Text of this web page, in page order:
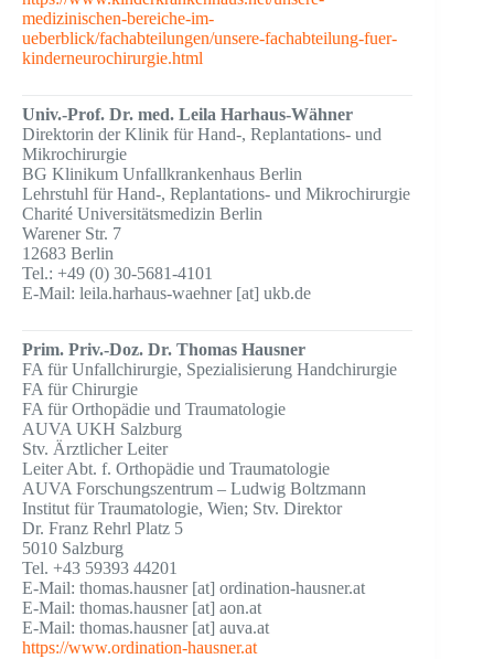
medizinischen-bereiche-im-
ueberblick/fachabteilungen/unsere-fachabteilung-fuer-
kinderneurochirurgie.html
Univ.-Prof. Dr. med. Leila Harhaus-Wähner
Direktorin der Klinik für Hand-, Replantations- und
Mikrochirurgie
BG Klinikum Unfallkrankenhaus Berlin
Lehrstuhl für Hand-, Replantations- und Mikrochirurgie
Charité Universitätsmedizin Berlin
Warener Str. 7
12683 Berlin
Tel.: +49 (0) 30-5681-4101
E-Mail: leila.harhaus-waehner [at] ukb.de
Prim. Priv.-Doz. Dr. Thomas Hausner
FA für Unfallchirurgie, Spezialisierung Handchirurgie
FA für Chirurgie
FA für Orthopädie und Traumatologie
AUVA UKH Salzburg
Stv. Ärztlicher Leiter
Leiter Abt. f. Orthopädie und Traumatologie
AUVA Forschungszentrum – Ludwig Boltzmann
Institut für Traumatologie, Wien; Stv. Direktor
Dr. Franz Rehrl Platz 5
5010 Salzburg
Tel. +43 59393 44201
E-Mail: thomas.hausner [at] ordination-hausner.at
E-Mail: thomas.hausner [at] aon.at
E-Mail: thomas.hausner [at] auva.at
https://www.ordination-hausner.at